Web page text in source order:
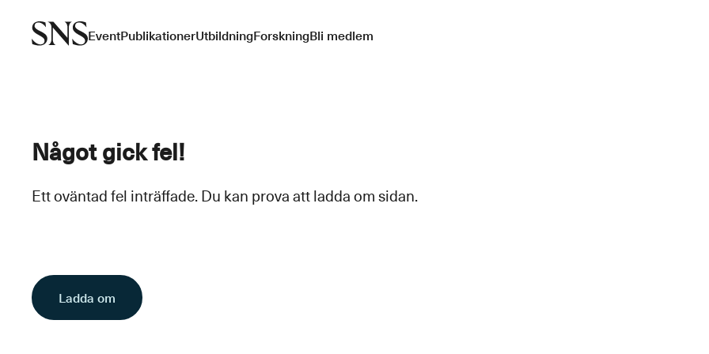
EventPublikationerUtbildningForskningBli medlem
Något gick fel!
Ett oväntad fel inträffade. Du kan prova att ladda om sidan.
Ladda om